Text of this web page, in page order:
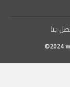
بنا
©2024